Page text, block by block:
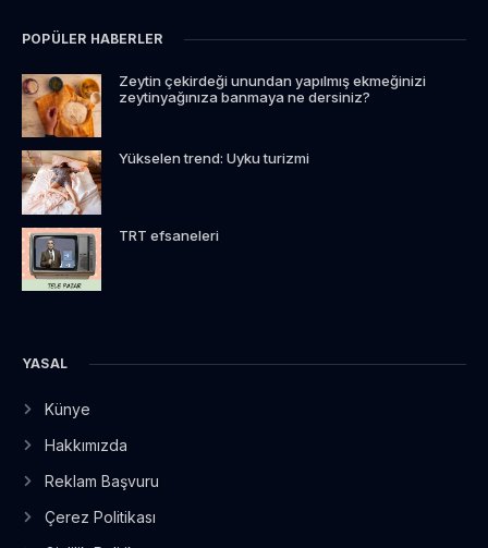
POPÜLER HABERLER
Zeytin çekirdeği unundan yapılmış ekmeğinizi
zeytinyağınıza banmaya ne dersiniz?
Yükselen trend: Uyku turizmi
TRT efsaneleri
YASAL
Künye
Hakkımızda
Reklam Başvuru
Çerez Politikası